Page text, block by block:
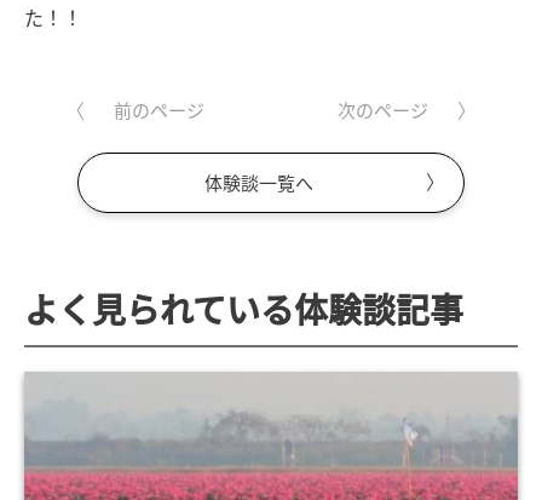
た！！
前のページ
体験談一覧へ
次のページ
よく見られている体験談記事